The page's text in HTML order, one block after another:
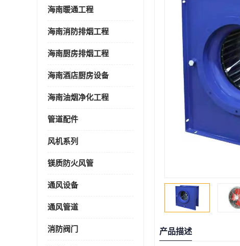
海南暖通工程
海南消防排烟工程
海南厨房排烟工程
海南酒店厨房设备
海南油烟净化工程
管道配件
风机系列
镁质防火风管
通风设备
通风管道
消防阀门 产品描述